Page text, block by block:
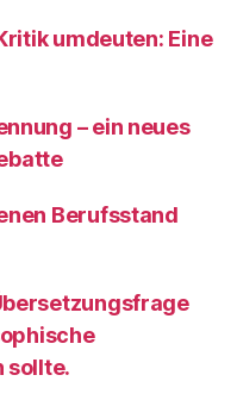
umdeuten: Eine
– ein neues
Berufsstand
sollte.